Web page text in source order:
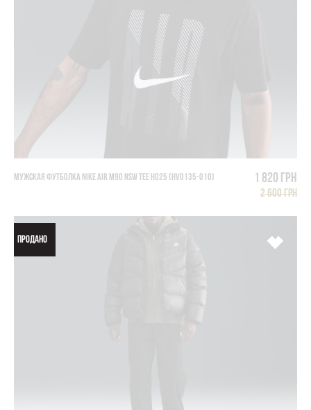
МУЖСКАЯ ФУТБОЛКА NIKE AIR M90 NSW TEE HO25 (HV0135-010) 1 820 грн
2 600 грн
ПРОДАНО